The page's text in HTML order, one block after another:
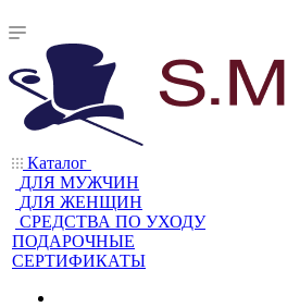
Каталог
ДЛЯ МУЖЧИН
ДЛЯ ЖЕНЩИН
CРЕДСТВА ПО УХОДУ
ПОДАРОЧНЫЕ
СЕРТИФИКАТЫ